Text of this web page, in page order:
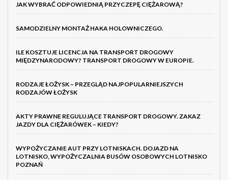
JAK WYBRAĆ ODPOWIEDNIĄ PRZYCZEPĘ CIĘŻAROWĄ?
SAMODZIELNY MONTAŻ HAKA HOLOWNICZEGO.
ILE KOSZTUJE LICENCJA NA TRANSPORT DROGOWY
MIĘDZYNARODOWY? TRANSPORT DROGOWY W EUROPIE.
RODZAJE ŁOŻYSK – PRZEGLĄD NAJPOPULARNIEJSZYCH
RODZAJÓW ŁOŻYSK
AKTY PRAWNE REGULUJĄCE TRANSPORT DROGOWY. ZAKAZ
JAZDY DLA CIĘŻARÓWEK – KIEDY?
WYPOŻYCZANIE AUT PRZY LOTNISKACH. DOJAZD NA
LOTNISKO, WYPOŻYCZALNIA BUSÓW OSOBOWYCH LOTNISKO
POZNAŃ